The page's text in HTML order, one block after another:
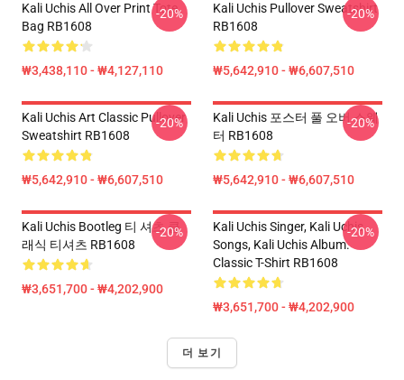
Kali Uchis All Over Print Tote
Bag RB1608
₩3,438,110 - ₩4,127,110
-20%
Kali Uchis Pullover Sweatshirt
RB1608
₩5,642,910 - ₩6,607,510
-20%
Kali Uchis Art Classic Pullover
Sweatshirt RB1608
₩5,642,910 - ₩6,607,510
-20%
Kali Uchis 포스터 풀 오버 스웨
터 RB1608
₩5,642,910 - ₩6,607,510
-20%
Kali Uchis Bootleg 티 셔츠 클
래식 티셔츠 RB1608
₩3,651,700 - ₩4,202,900
-20%
Kali Uchis Singer, Kali Uchis
Songs, Kali Uchis Album.
Classic T-Shirt RB1608
₩3,651,700 - ₩4,202,900
-20%
더 보기